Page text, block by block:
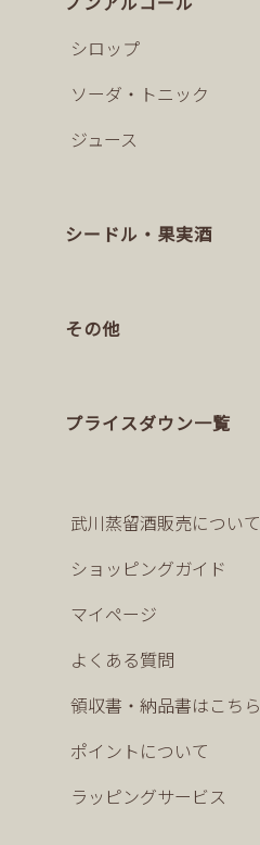
シロップ
ソーダ・トニック
ジュース
シードル・果実酒
その他
プライスダウン一覧
武川蒸留酒販売について
ショッピングガイド
マイページ
よくある質問
領収書・納品書はこちら
ポイントについて
ラッピングサービス